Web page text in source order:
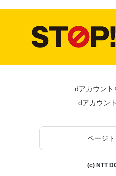
dアカウント
dアカウン
ページ
(c) NTT